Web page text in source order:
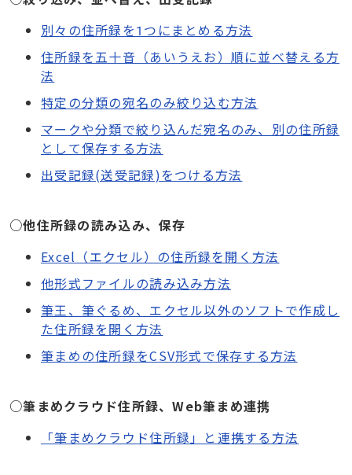
別々の住所録を1つにまとめる方法
住所録を五十音（あいうえお）順に並べ替える方
法
特定の分類の宛名のみ絞り込む方法
マークや分類で絞り込んだ宛名のみ、別の住所録
として保存する方法
出受記録(送受記録)をつける方法
○他住所録の読み込み、保存
Excel（エクセル）の住所録を開く方法
他形式ファイルの読み込み方法
筆王、筆ぐるめ、エクセル以外のソフトで作成し
た住所録を開く方法
筆まめの住所録をCSV形式で保存する方法
○筆まめクラウド住所録、Web筆まめ連携
「筆まめクラウド住所録」と連携する方法